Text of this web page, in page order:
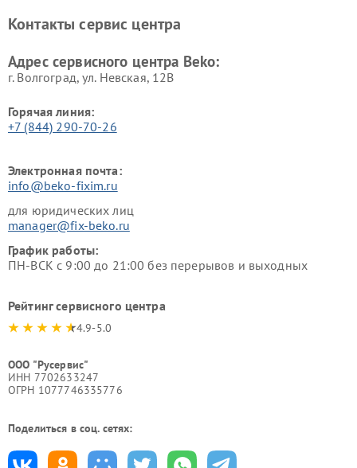
Ремонт холодильников Beko Ремонт морозильных камер
Контакты сервис центра
Адрес сервисного центра Beko:
г. Волгоград, ул. Невская, 12В
Горячая линия:
+7 (844) 290-70-26
Электронная почта:
info@beko-fixim.ru
для юридических лиц
manager@fix-beko.ru
График работы:
ПН-ВСК с 9:00 до 21:00 без перерывов и выходных
Рейтинг сервисного центра
4.9-5.0
ООО "Русервис"
ИНН 7702633247
ОГРН 1077746335776
Поделиться в соц. сетях: